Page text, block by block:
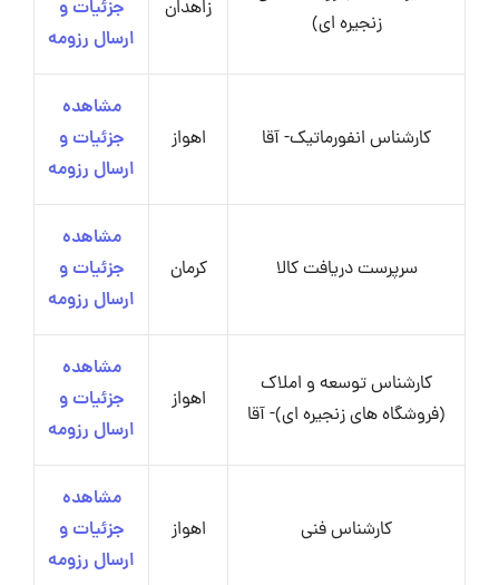
زنجیره ای)
زاهدان
جزئیات و
ارسال رزومه
کارشناس انفورماتیک- آقا اهواز
مشاهده
جزئیات و
ارسال رزومه
سرپرست دریافت کالا کرمان
مشاهده
جزئیات و
ارسال رزومه
کارشناس توسعه و املاک
(فروشگاه های زنجیره ای)- آقا
اهواز
مشاهده
جزئیات و
ارسال رزومه
کارشناس فنی اهواز
مشاهده
جزئیات و
ارسال رزومه